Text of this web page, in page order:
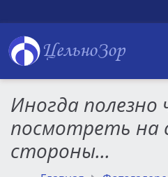
ЦельноЗор
Иногда полезно
посмотреть на
стороны...